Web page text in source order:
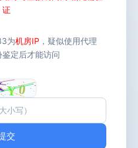
证
为机房IP ，疑似使用代理
定后才能访问
交